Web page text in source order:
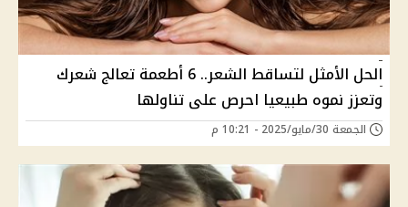
الحل الأمثل لتساقط الشعر.. 6 أطعمة تعالج شعرك
وتعزز نموه طبيعيا احرص على تناولها
الجمعة 30/مايو/2025 - 10:21 م